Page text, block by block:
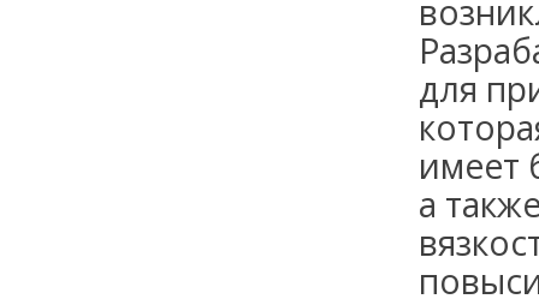
для
имеет
а